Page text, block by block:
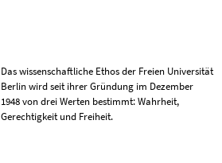
Das wissenschaftliche Ethos der Freien Universität
Berlin wird seit ihrer Gründung im Dezember
1948 von drei Werten bestimmt: Wahrheit,
Gerechtigkeit und Freiheit.